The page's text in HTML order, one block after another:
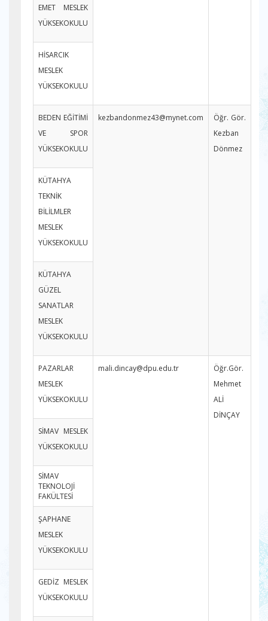
EMET MESLEK
YÜKSEKOKULU
HİSARCIK
MESLEK
YÜKSEKOKULU
BEDEN EĞİTİMİ
VE SPOR
YÜKSEKOKULU
kezbandonmez43@mynet.com
Öğr. Gör.
Kezban
Dönmez
KÜTAHYA
TEKNİK
BİLİLMLER
MESLEK
YÜKSEKOKULU
KÜTAHYA
GÜZEL
SANATLAR
MESLEK
YÜKSEKOKULU
PAZARLAR
MESLEK
YÜKSEKOKULU
mali.dincay@dpu.edu.tr
Öğr.Gör.
Mehmet
ALİ
DİNÇAY
SİMAV MESLEK
YÜKSEKOKULU
SİMAV
TEKNOLOJİ
FAKÜLTESİ
ŞAPHANE
MESLEK
YÜKSEKOKULU
GEDİZ MESLEK
YÜKSEKOKULU